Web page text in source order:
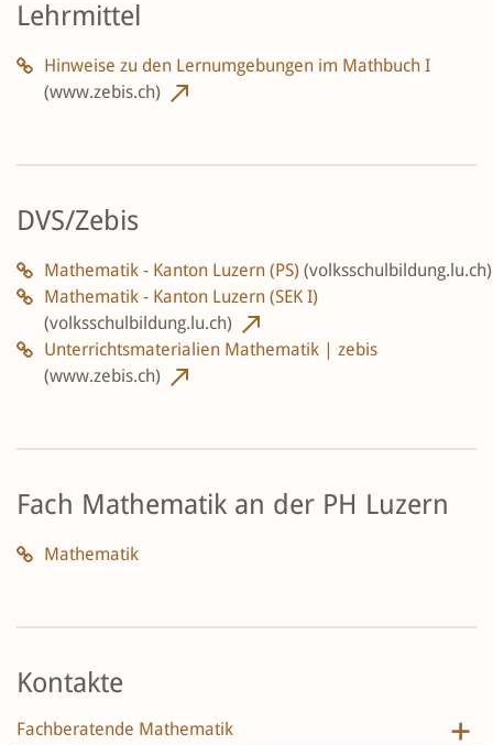
Lehrmittel
Hinweise zu den Lernumgebungen im Mathbuch I
(www.zebis.ch)
DVS/Zebis
Mathematik - Kanton Luzern (PS) (volksschulbildung.lu.ch)
Mathematik - Kanton Luzern (SEK I)
(volksschulbildung.lu.ch)
Unterrichtsmaterialien Mathematik | zebis
(www.zebis.ch)
Fach Mathematik an der PH Luzern
Mathematik
Kontakte
Fachberatende Mathematik